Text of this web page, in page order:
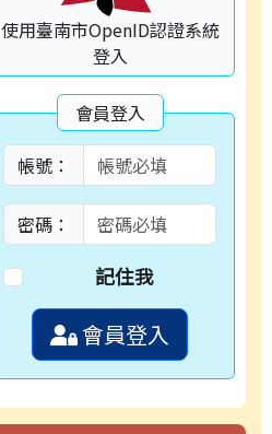
使用臺南市OpenID認證系統
登入
會員登入
帳號：
密碼：
記住我
會員登入